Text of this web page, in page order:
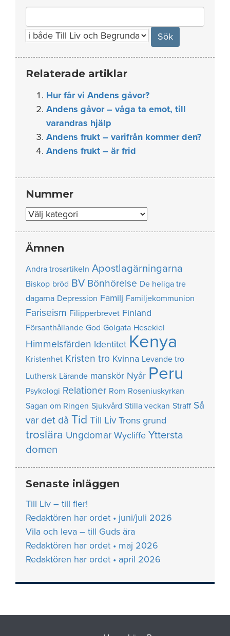
for:
Relaterade artiklar
Hur får vi Andens gåvor?
Andens gåvor – våga ta emot, till
varandras hjälp
Andens frukt – varifrån kommer den?
Andens frukt – är frid
Nummer
Nummer
Ämnen
Andra trosartikeln Apostlagärningarna
Biskop bröd BV Bönhörelse De heliga tre
dagarna Depression Familj Familjekommunion
Fariseism Filipperbrevet Finland
Försanthållande God Golgata Hesekiel
Himmelsfärden Identitet Kenya
Kristenhet Kristen tro Kvinna Levande tro
Luthersk Lärande manskör Nyår Peru
Psykologi Relationer Rom Roseniuskyrkan
Sagan om Ringen Sjukvård Stilla veckan Straff Så
var det då Tid Till Liv Trons grund
troslära Ungdomar Wycliffe Yttersta
domen
Senaste inläggen
Till Liv – till fler!
Redaktören har ordet • juni/juli 2026
Vila och leva – till Guds ära
Redaktören har ordet • maj 2026
Redaktören har ordet • april 2026